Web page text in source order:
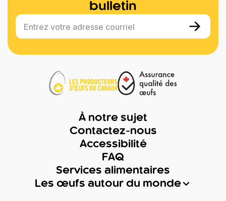
bulletin
Entrez votre adresse courriel
À notre sujet
Contactez-nous
Accessibilité
FAQ
Services alimentaires
Les œufs autour du monde